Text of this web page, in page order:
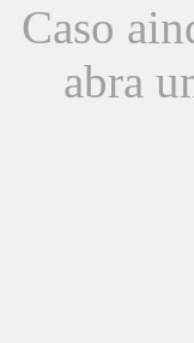
Caso
abra